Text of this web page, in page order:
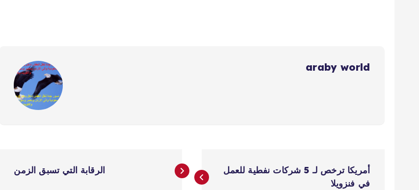
araby world
أمريكا ترخص لـ 5 شركات نفطية للعمل
في فنزويلا
الرقابة التي تسبق الزمن